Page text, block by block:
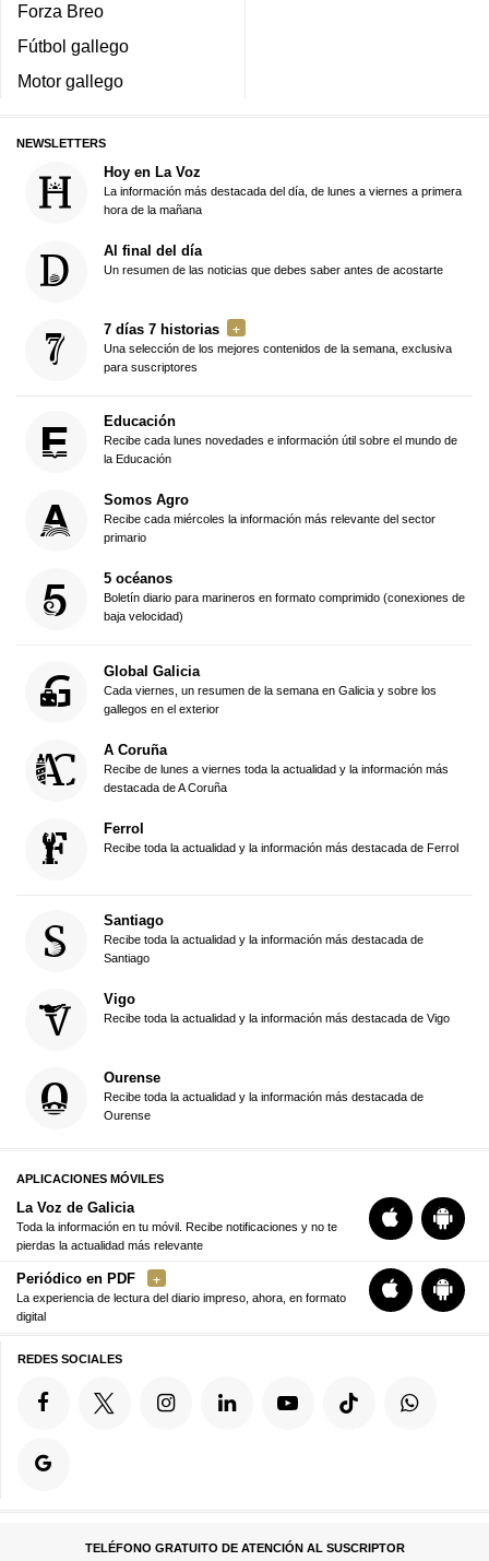
Forza Breo
Fútbol gallego
Motor gallego
NEWSLETTERS
Hoy en La Voz
La información más destacada del día, de lunes a viernes a primera
hora de la mañana
Al final del día
Un resumen de las noticias que debes saber antes de acostarte
7 días 7 historias
Una selección de los mejores contenidos de la semana, exclusiva
para suscriptores
Educación
Recibe cada lunes novedades e información útil sobre el mundo de
la Educación
Somos Agro
Recibe cada miércoles la información más relevante del sector
primario
5 océanos
Boletín diario para marineros en formato comprimido (conexiones de
baja velocidad)
Global Galicia
Cada viernes, un resumen de la semana en Galicia y sobre los
gallegos en el exterior
A Coruña
Recibe de lunes a viernes toda la actualidad y la información más
destacada de A Coruña
Ferrol
Recibe toda la actualidad y la información más destacada de Ferrol
Santiago
Recibe toda la actualidad y la información más destacada de
Santiago
Vigo
Recibe toda la actualidad y la información más destacada de Vigo
Ourense
Recibe toda la actualidad y la información más destacada de
Ourense
APLICACIONES MÓVILES
La Voz de Galicia
Toda la información en tu móvil. Recibe notificaciones y no te
pierdas la actualidad más relevante
Periódico en PDF
La experiencia de lectura del diario impreso, ahora, en formato
digital
REDES SOCIALES
TELÉFONO GRATUITO DE ATENCIÓN AL SUSCRIPTOR